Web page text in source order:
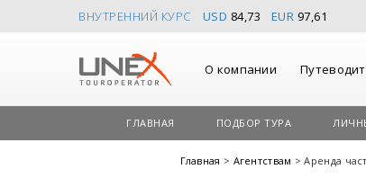
ВНУТРЕННИЙ КУРС USD 84,73 EUR 97,61
О компании
ГЛАВНАЯ ПОДБОР ТУРА
Главная > Агентствам > Аренда